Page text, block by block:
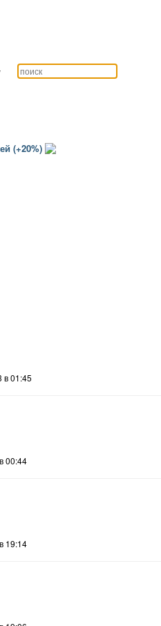
(+20%)
в 01:45
00:44
19:14